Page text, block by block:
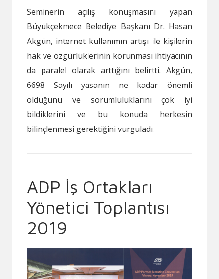
Seminerin açılış konuşmasını yapan
Büyükçekmece Belediye Başkanı Dr. Hasan
Akgün, internet kullanımın artışı ile kişilerin
hak ve özgürlüklerinin korunması ihtiyacının
da paralel olarak arttığını belirtti. Akgün,
6698 Sayılı yasanın ne kadar önemli
olduğunu ve sorumluluklarını çok iyi
bildiklerini ve bu konuda herkesin
bilinçlenmesi gerektiğini vurguladı.
ADP İş Ortakları
Yönetici Toplantısı
2019